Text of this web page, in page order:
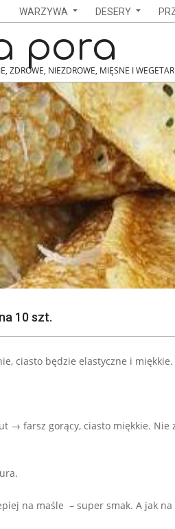
WARZYWA DESERY
pora
ZDROWE, NIEZDROWE, MIĘSNE I
10 szt.
ciasto będzie elastyczne i miękkie.
→ farsz gorący, ciasto miękkie. Nie
na maśle – super smak. A jak na